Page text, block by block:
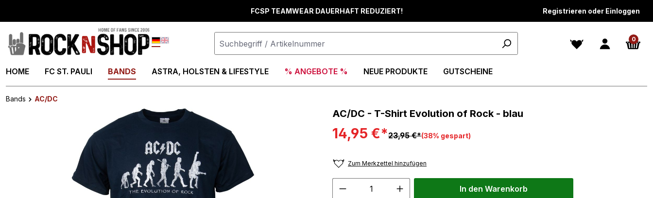
FCSP TEAMWEAR DAUERHAFT REDUZIERT! Registrieren oder Einloggen
Deutsch 0
HOME FC ST. PAULI BANDS ASTRA, HOLSTEN & LIFESTYLE % ANGEBOTE % NEUE PRODUKTE GUTSCHEINE
Bands
AC/DC
AC/DC - T-Shirt Evolution of Rock - blau
14,95 €*23,95 €*(38% gespart)
Zum Merkzettel hinzufügen
In den Warenkorb